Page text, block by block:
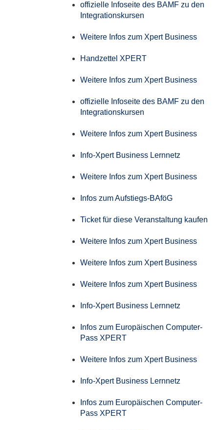
offizielle Infoseite des BAMF zu den
Integrationskursen
Weitere Infos zum Xpert Business
Handzettel XPERT
Weitere Infos zum Xpert Business
offizielle Infoseite des BAMF zu den
Integrationskursen
Weitere Infos zum Xpert Business
Info-Xpert Business Lernnetz
Weitere Infos zum Xpert Business
Infos zum Aufstiegs-BAföG
Ticket für diese Veranstaltung kaufen
Weitere Infos zum Xpert Business
Weitere Infos zum Xpert Business
Weitere Infos zum Xpert Business
Info-Xpert Business Lernnetz
Infos zum Europäischen Computer-
Pass XPERT
Weitere Infos zum Xpert Business
Info-Xpert Business Lernnetz
Infos zum Europäischen Computer-
Pass XPERT